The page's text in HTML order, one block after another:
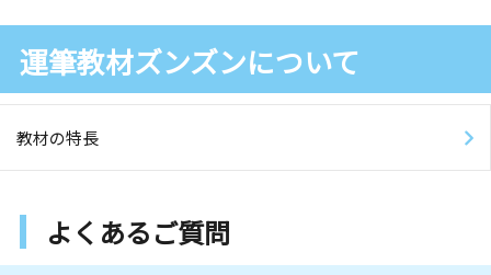
運筆教材ズンズンについて
教材の特長
よくあるご質問